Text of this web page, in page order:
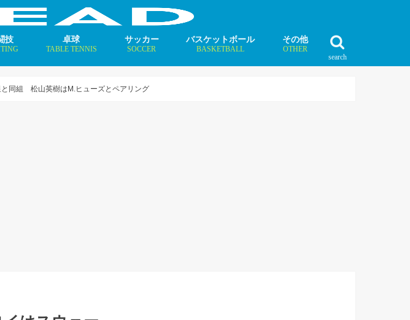
search
技 卓球
TABLE TENNIS
サッカー
SOCCER
バスケットボール
BASKETBALL
その他
OTHER
同組 松山英樹はM.ヒューズとペアリング